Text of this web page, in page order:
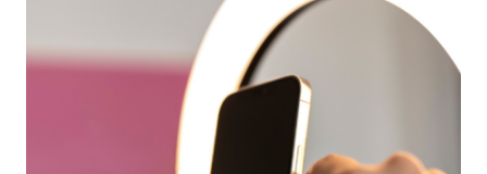
MULTILIVELLO
INFRASTRUTTURE
CRITICHE